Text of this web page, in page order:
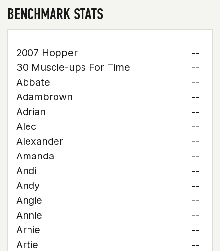
BENCHMARK STATS
2007 Hopper
--
30 Muscle-ups For Time
--
Abbate
--
Adambrown
--
Adrian
--
Alec
--
Alexander
--
Amanda
--
Andi
--
Andy
--
Angie
--
Annie
--
Arnie
--
Artie
--